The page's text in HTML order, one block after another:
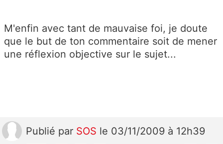
M'enfin avec tant de mauvaise foi, je doute
que le but de ton commentaire soit de mener
une réflexion objective sur le sujet...
Publié par SOS le 03/11/2009 à 12h39